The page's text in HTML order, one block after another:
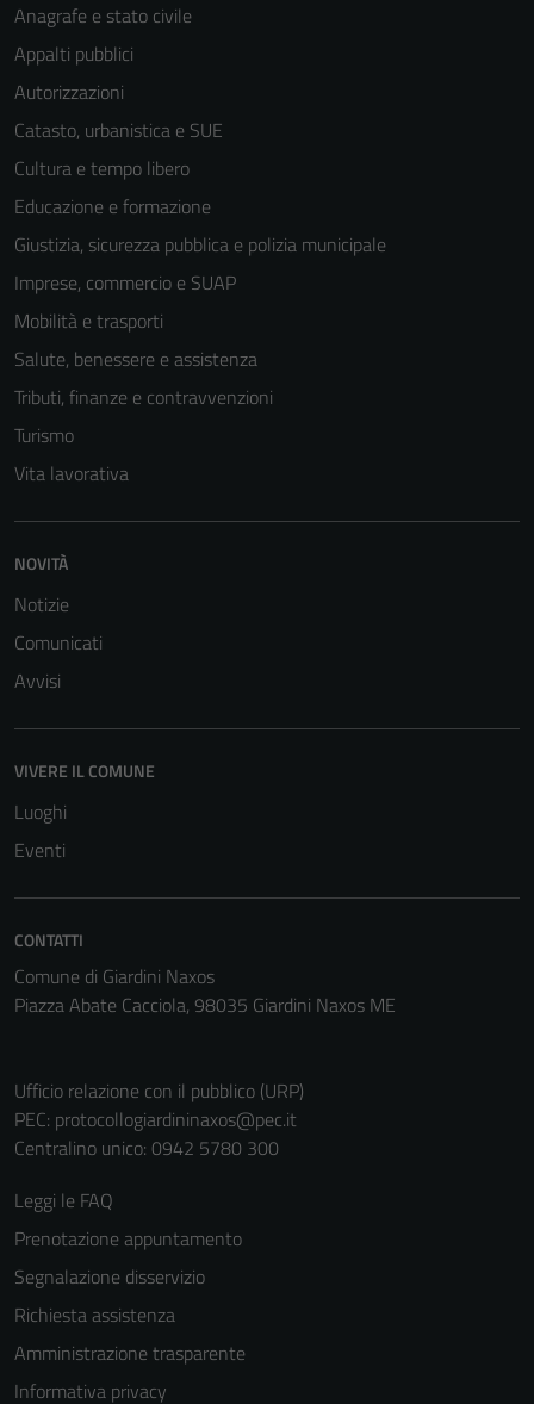
Anagrafe e stato civile
Appalti pubblici
Autorizzazioni
Catasto, urbanistica e SUE
Cultura e tempo libero
Educazione e formazione
Giustizia, sicurezza pubblica e polizia municipale
Imprese, commercio e SUAP
Mobilità e trasporti
Salute, benessere e assistenza
Tributi, finanze e contravvenzioni
Turismo
Vita lavorativa
NOVITÀ
Notizie
Comunicati
Avvisi
VIVERE IL COMUNE
Luoghi
Eventi
CONTATTI
Comune di Giardini Naxos
Piazza Abate Cacciola, 98035 Giardini Naxos ME
Ufficio relazione con il pubblico (URP)
PEC: protocollogiardininaxos@pec.it
Centralino unico: 0942 5780 300
Leggi le FAQ
Prenotazione appuntamento
Segnalazione disservizio
Richiesta assistenza
Amministrazione trasparente
Informativa privacy
del sito e non